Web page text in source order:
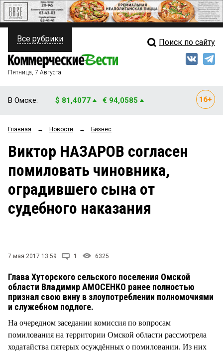
ПОЛИТИКА
ФИНАНСЫ
ОБЩЕСТВО
ЗАКОН
ПРОИСШЕСТВИЯ
Свежий выпуск
Рейтинги
Блоги
Архив
Все рубрики Поиск по сайту
Пятница, 7 Августа
В Омске: $ 81,4077 € 94,0585
Главная → Новости → Бизнес
Виктор НАЗАРОВ согласен
помиловать чиновника,
оградившего сына от
судебного наказания
7 мая 2017 13:59 1 6325
Глава Хуторского сельского поселения Омской
области Владимир АМОСЕНКО ранее полностью
признал свою вину в злоупотреблении полномочиями
и служебном подлоге.
На очередном заседании комиссия по вопросам
помилования на территории Омской области рассмотрела
ходатайства пятерых осуждённых о помиловании. Из них